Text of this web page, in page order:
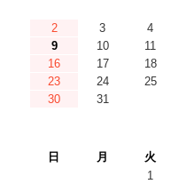
2
3 4
9
10 11
16
17 18
23
24 25
30
31
日
月 火
1